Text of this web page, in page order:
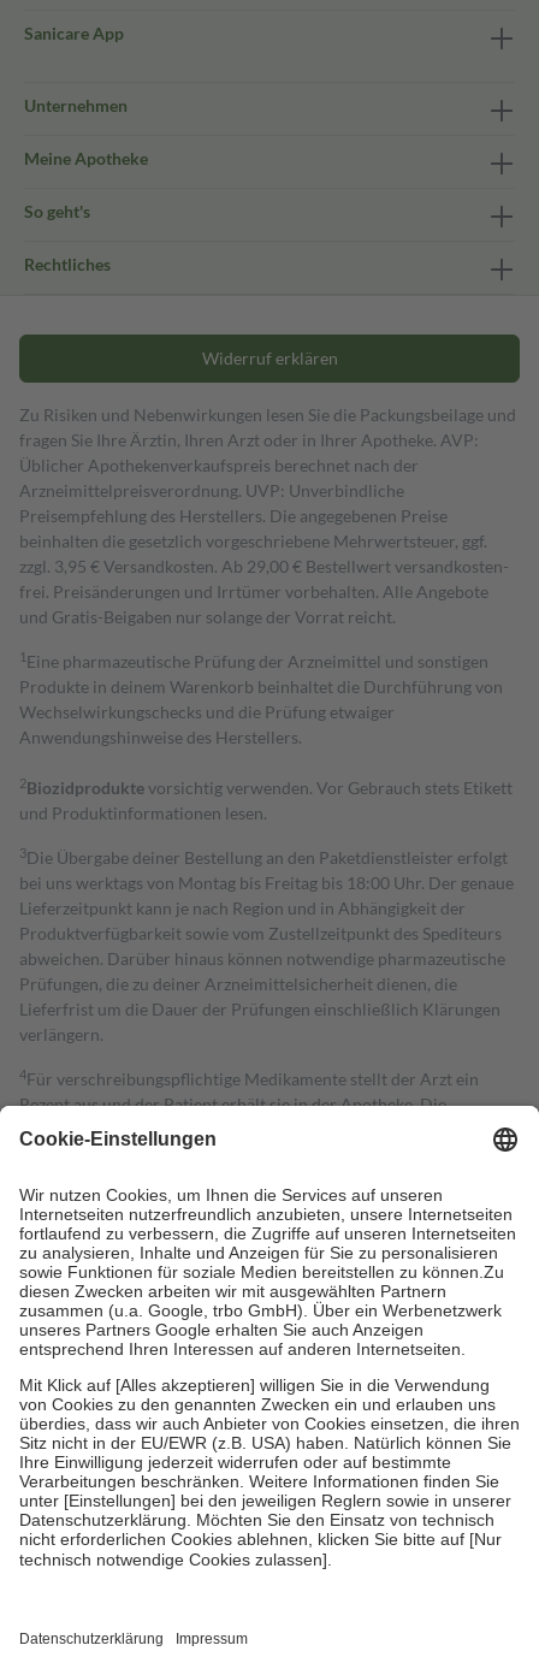
Sanicare App
Unternehmen
Meine Apotheke
So geht's
Rechtliches
Widerruf erklären
Zu Risiken und Nebenwirkungen lesen Sie die Packungsbeilage und
fragen Sie Ihre Ärztin, Ihren Arzt oder in Ihrer Apotheke. AVP:
Üblicher Apothekenverkaufspreis berechnet nach der
Arzneimittelpreisverordnung. UVP: Unverbindliche
Preisempfehlung des Herstellers. Die angegebenen Preise
beinhalten die gesetzlich vorgeschriebene Mehrwertsteuer, ggf.
zzgl. 3,95 € Versandkosten. Ab 29,00 € Bestell­wert versand­kosten­
frei. Preisänderungen und Irrtümer vorbehalten. Alle Angebote
und Gratis-Beigaben nur solange der Vorrat reicht.
1 Eine pharmazeutische Prüfung der Arzneimittel und sonstigen
Produkte in deinem Warenkorb beinhaltet die Durchführung von
Wechselwirkungschecks und die Prüfung etwaiger
Anwendungshinweise des Herstellers.
2Biozidproduktevorsichtig verwenden. Vor Gebrauch stets Etikett
und Produktinformationen lesen.
3Die Übergabe deiner Bestellung an den Paketdienstleister erfolgt
bei uns werktags von Montag bis Freitag bis 18:00 Uhr. Der genaue
Lieferzeitpunkt kann je nach Region und in Abhängigkeit der
Produktverfügbarkeit sowie vom Zustellzeitpunkt des Spediteurs
abweichen. Darüber hinaus können notwendige pharmazeutische
Prüfungen, die zu deiner Arzneimittelsicherheit dienen, die
Lieferfrist um die Dauer der Prüfungen einschließlich Klärungen
verlängern.
4Für verschreibungspflichtige Medikamente stellt der Arzt ein
Rezept aus und der Patient erhält sie in der Apotheke. Die
gesetzliche Krankenversicherung übernimmt in der Regel die
Kosten dafür, der Versicherte trägt einen Teil davon als Zuzahlung
Grundsätzlich leisten Mitglieder Zuzahlungen in Höhe von zehn
Prozent des Abgabepreises,mindestens jedochfünf Euround
höchstens zehn Euro.Es sind jedoch nie mehr als die tatsächlichen
Kosten der Leistung zu entrichten.
Diese Regeln gelten grundsätzlich auch für Online-Apotheken.
Bei Heilmitteln und häuslicher Krankenpflege beträgt die
Zuzahlung zehn Prozent der Kosten sowie zehn Euro je
Verordnung.
Um das Engagement der Versicherten für ihre eigene Gesundheit zu
stärken und die besondere Stellung der Familie zu unterstützen,
fallenkeine Zuzahlungenan bei:
• Kindern und Jugendlichen bis zum vollendeten 18. Lebensjahr
mit Ausnahme der Fahrkosten
• Untersuchungen zur Vorsorge und Früherkennung, die von der
GKV getragen werden